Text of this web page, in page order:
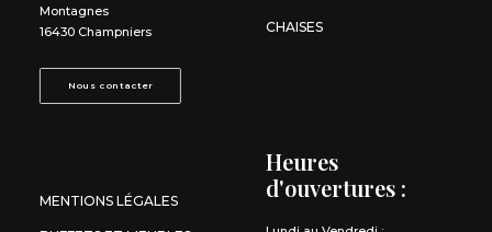
Montagnes
16430 Champniers
Nous contacter
CHAISES
MENTIONS LÉGALES
Heures
d'ouvertures :